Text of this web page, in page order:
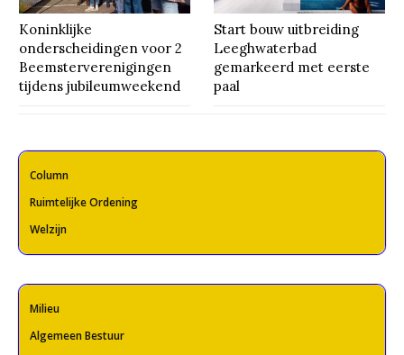
Koninklijke
onderscheidingen voor 2
Beemsterverenigingen
tijdens jubileumweekend
Start bouw uitbreiding
Leeghwaterbad
gemarkeerd met eerste
paal
Column
Ruimtelijke Ordening
Welzijn
Milieu
Algemeen Bestuur